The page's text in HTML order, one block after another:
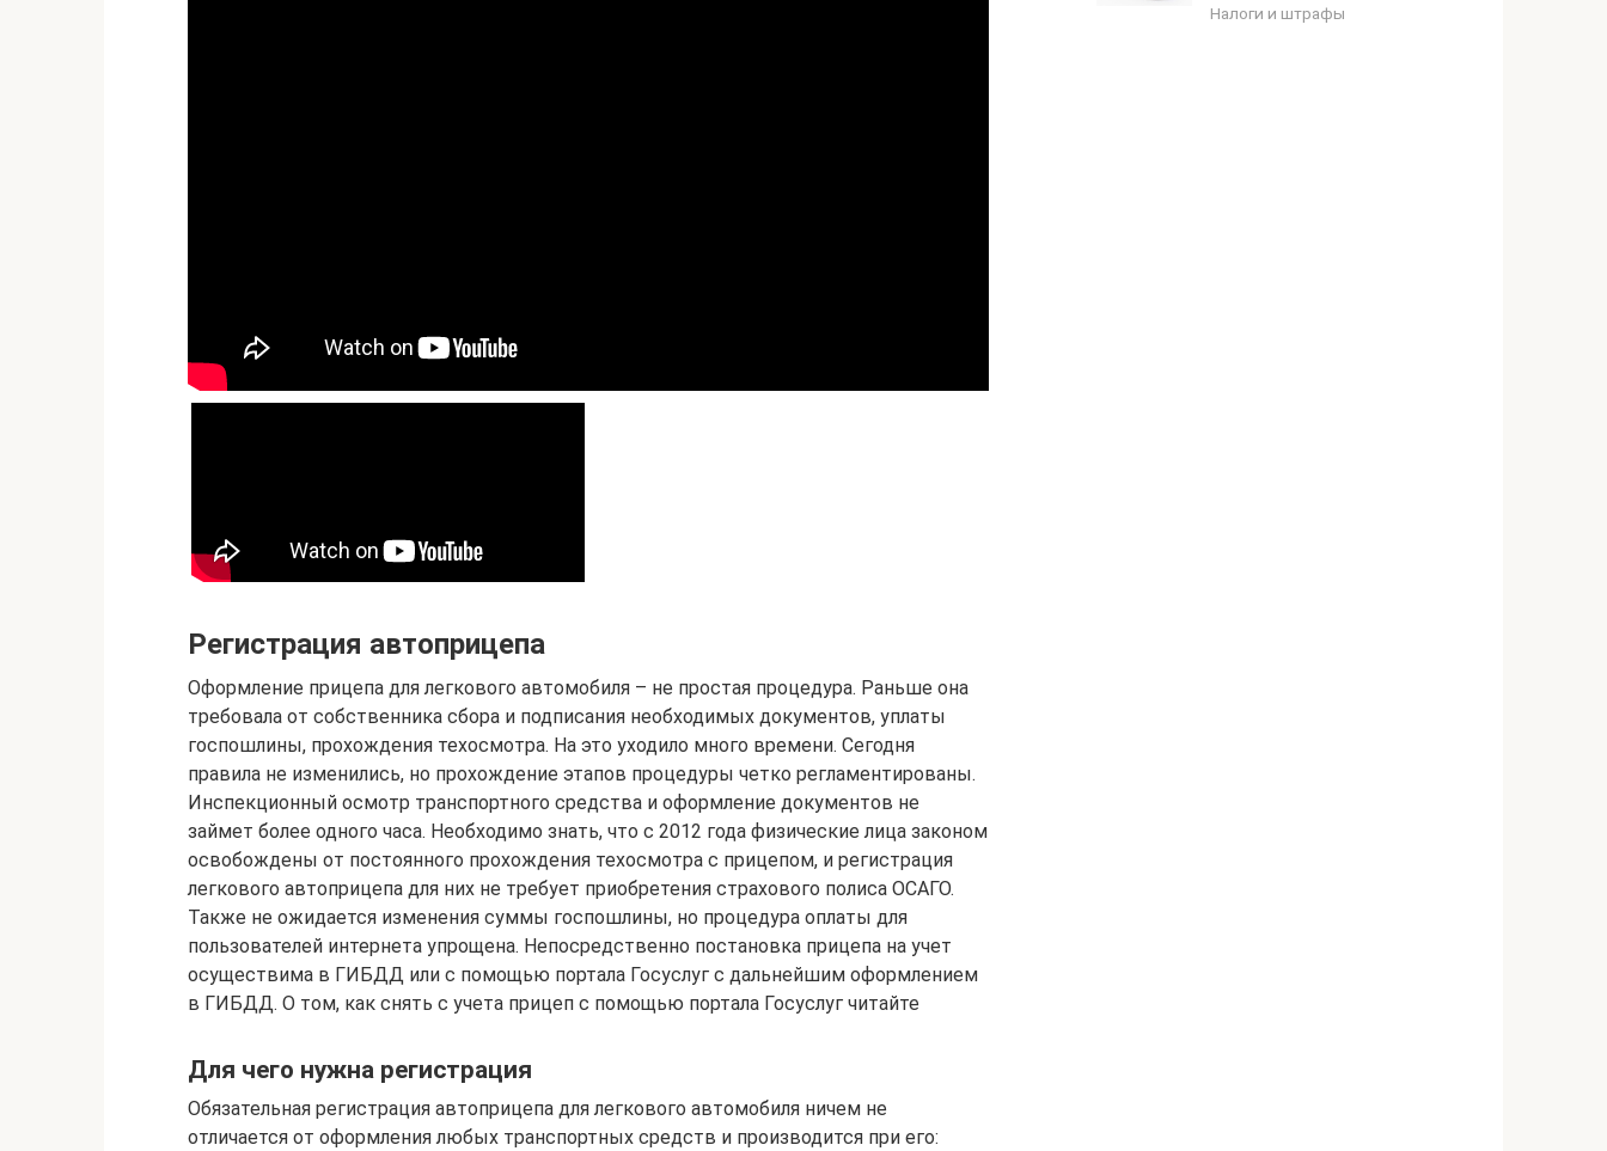
Регистрация автоприцепа
Оформление прицепа для легкового автомобиля – не простая процедура. Раньше она
требовала от собственника сбора и подписания необходимых документов, уплаты
госпошлины, прохождения техосмотра. На это уходило много времени. Сегодня
правила не изменились, но прохождение этапов процедуры четко регламентированы.
Инспекционный осмотр транспортного средства и оформление документов не
займет более одного часа. Необходимо знать, что с 2012 года физические лица законом
освобождены от постоянного прохождения техосмотра с прицепом, и регистрация
легкового автоприцепа для них не требует приобретения страхового полиса ОСАГО.
Также не ожидается изменения суммы госпошлины, но процедура оплаты для
пользователей интернета упрощена. Непосредственно постановка прицепа на учет
осуществима в ГИБДД или с помощью портала Госуслуг с дальнейшим оформлением
в ГИБДД. О том, как снять с учета прицеп с помощью портала Госуслуг читайте
Для чего нужна регистрация
Обязательная регистрация автоприцепа для легкового автомобиля ничем не
отличается от оформления любых транспортных средств и производится при его:
Налоги и штрафы